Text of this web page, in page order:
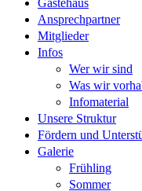
Gästehaus
Ansprechpartner
Mitglieder
Infos
Wer wir sind
Was wir
Infomaterial
Unsere Struktur
Fördern und
Galerie
Frühling
Sommer